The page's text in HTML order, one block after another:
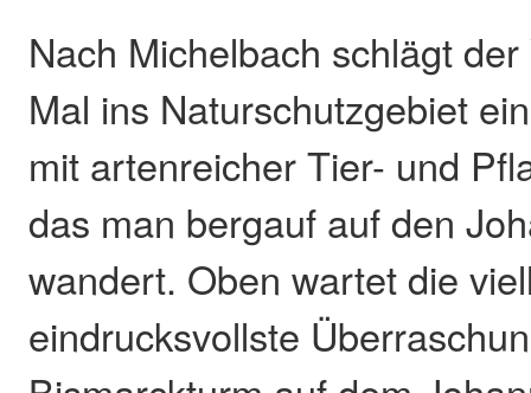
Nach Michelbach schlägt
Mal ins Naturschutzgebiet
mit artenreicher Tier- und
das man bergauf auf den
wandert. Oben wartet die
eindrucksvollste